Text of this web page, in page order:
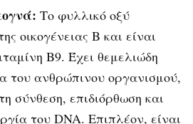
: Το φυλλικό οξύ
οικογένειας Β και είναι
Β9. Έχει θεμελιώδη
του ανθρώπινου οργανισμού,
σύνθεση, επιδιόρθωση και
του DNA. Επιπλέον, είναι